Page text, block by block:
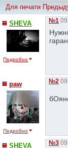
Для печати
SHEVA
Подробно
№1
paw
Подробно
№2
SHEVA №3